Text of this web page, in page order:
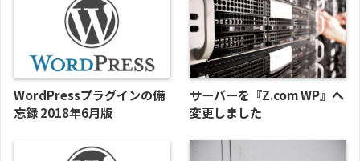
WordPressプラグインの備
忘録 2018年6月版
サーバーを『Z.com WP』へ
変更しました